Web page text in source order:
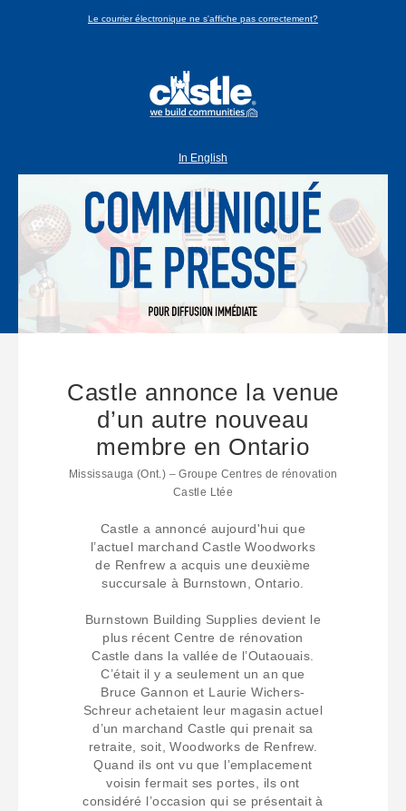
Le courrier électronique ne s'affiche pas correctement?
In English
Castle annonce la venue
d’un autre nouveau
membre en Ontario
Mississauga (Ont.) – Groupe Centres de rénovation
Castle Ltée
Castle a annoncé aujourd'hui que
l’actuel marchand Castle Woodworks
de Renfrew a acquis une deuxième
succursale à Burnstown, Ontario.
Burnstown Building Supplies devient le
plus récent Centre de rénovation
Castle dans la vallée de l’Outaouais.
C’était il y a seulement un an que
Bruce Gannon et Laurie Wichers-
Schreur achetaient leur magasin actuel
d’un marchand Castle qui prenait sa
retraite, soit, Woodworks de Renfrew.
Quand ils ont vu que l’emplacement
voisin fermait ses portes, ils ont
considéré l’occasion qui se présentait à